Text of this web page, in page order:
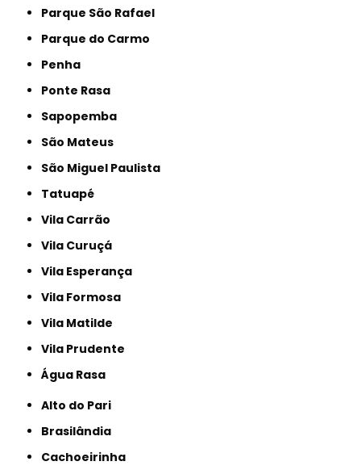
Parque São Rafael
Parque do Carmo
Penha
Ponte Rasa
Sapopemba
São Mateus
São Miguel Paulista
Tatuapé
Vila Carrão
Vila Curuçá
Vila Esperança
Vila Formosa
Vila Matilde
Vila Prudente
Água Rasa
Alto do Pari
Brasilândia
Cachoeirinha